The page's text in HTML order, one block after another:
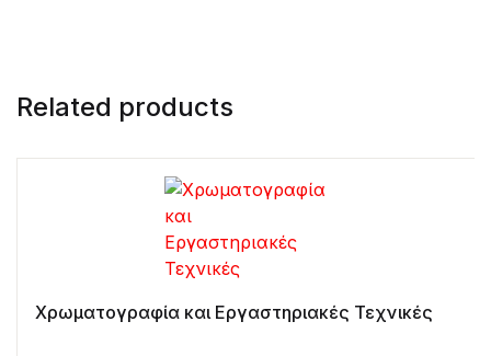
Related products
Χρωματογραφία και Εργαστηριακές Τεχνικές